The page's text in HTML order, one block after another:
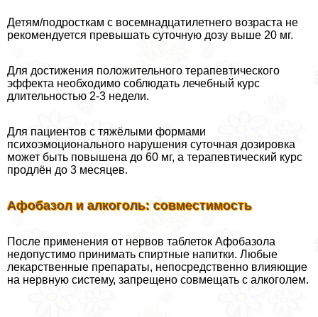
Детям/подросткам с восемнадцатилетнего возраста не
рекомендуется превышать суточную дозу выше 20 мг.
Для достижения положительного терапевтического
эффекта необходимо соблюдать лечебный курс
длительностью 2-3 недели.
Для пациентов с тяжёлыми формами
психоэмоционального нарушения суточная дозировка
может быть повышена до 60 мг, а терапевтический курс
продлён до 3 месяцев.
Афобазол и алкоголь: совместимость
После применения от нервов таблеток Афобазола
недопустимо принимать спиртные напитки. Любые
лекарственные препараты, непосредственно влияющие
на нервную систему, запрещено совмещать с алкоголем.